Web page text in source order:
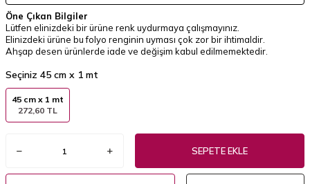
Öne Çıkan Bilgiler
Lütfen elinizdeki bir ürüne renk uydurmaya çalışmayınız.
Elinizdeki ürüne bu folyo renginin uyması çok zor bir ihtimaldir.
Ahşap desen ürünlerde iade ve değişim kabul edilmemektedir.
Seçiniz 45 cm x 1 mt
45 cm x 1 mt
272,60 TL
SEPETE EKLE